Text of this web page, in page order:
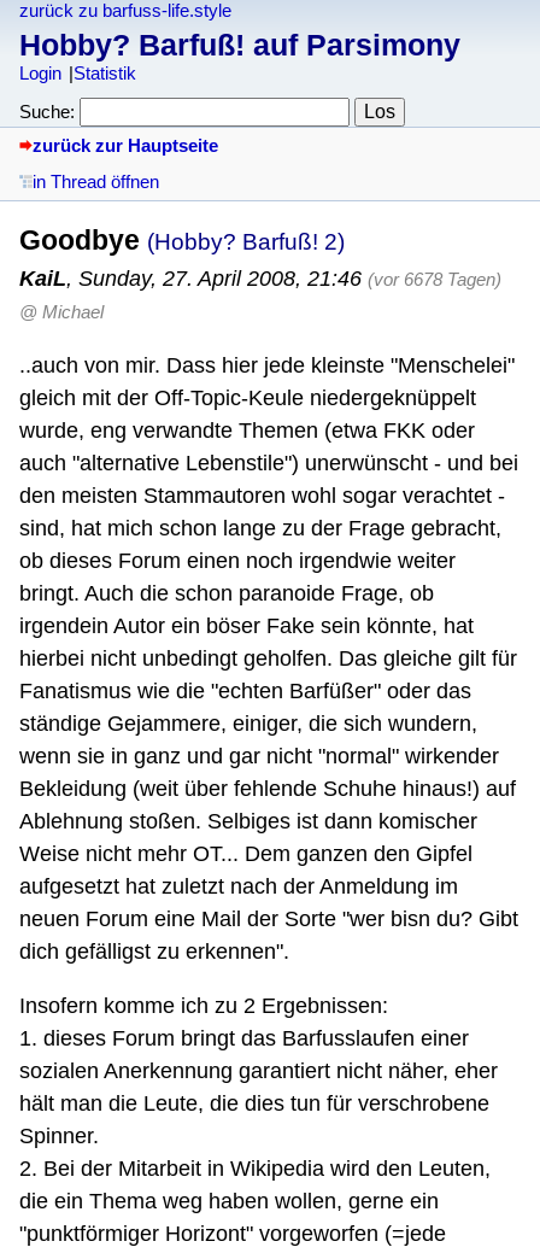
zurück zu barfuss-life.style
Hobby? Barfuß! auf Parsimony
Login
Statistik
Suche:
zurück zur Hauptseite
in Thread öffnen
Goodbye (Hobby? Barfuß! 2)
KaiL, Sunday, 27. April 2008, 21:46 (vor 6678 Tagen)
@ Michael
..auch von mir. Dass hier jede kleinste "Menschelei"
gleich mit der Off-Topic-Keule niedergeknüppelt
wurde, eng verwandte Themen (etwa FKK oder
auch "alternative Lebenstile") unerwünscht - und bei
den meisten Stammautoren wohl sogar verachtet -
sind, hat mich schon lange zu der Frage gebracht,
ob dieses Forum einen noch irgendwie weiter
bringt. Auch die schon paranoide Frage, ob
irgendein Autor ein böser Fake sein könnte, hat
hierbei nicht unbedingt geholfen. Das gleiche gilt für
Fanatismus wie die "echten Barfüßer" oder das
ständige Gejammere, einiger, die sich wundern,
wenn sie in ganz und gar nicht "normal" wirkender
Bekleidung (weit über fehlende Schuhe hinaus!) auf
Ablehnung stoßen. Selbiges ist dann komischer
Weise nicht mehr OT... Dem ganzen den Gipfel
aufgesetzt hat zuletzt nach der Anmeldung im
neuen Forum eine Mail der Sorte "wer bisn du? Gibt
dich gefälligst zu erkennen".
Insofern komme ich zu 2 Ergebnissen:
1. dieses Forum bringt das Barfusslaufen einer
sozialen Anerkennung garantiert nicht näher, eher
hält man die Leute, die dies tun für verschrobene
Spinner.
2. Bei der Mitarbeit in Wikipedia wird den Leuten,
die ein Thema weg haben wollen, gerne ein
"punktförmiger Horizont" vorgeworfen (=jede